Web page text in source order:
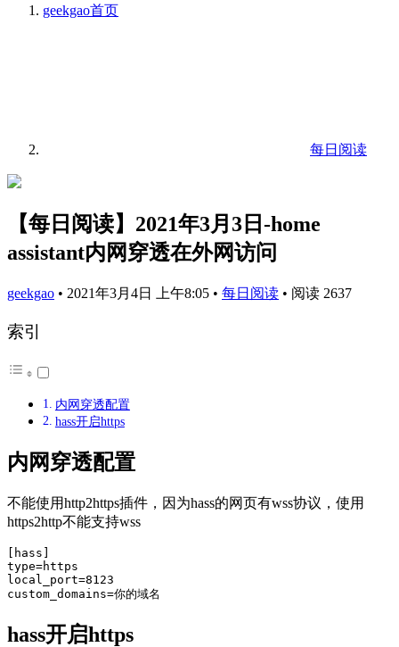
geekgao首页
每日阅读
【每日阅读】2021年3月3日-home
assistant内网穿透在外网访问
geekgao • 2021年3月4日 上午8:05 • 每日阅读 • 阅读 2637
索引
内网穿透配置
hass开启https
内网穿透配置
不能使用http2https插件，因为hass的网页有wss协议，使用
https2http不能支持wss
[hass]
type=https
local_port=8123
custom_domains=你的域名
hass开启https